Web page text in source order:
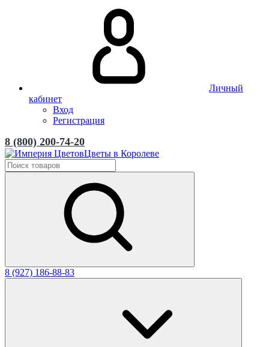
Личный
кабинет
Вход
Регистрация
8 (800) 200-74-20
Цветы в Королеве
8 (927) 186-88-83